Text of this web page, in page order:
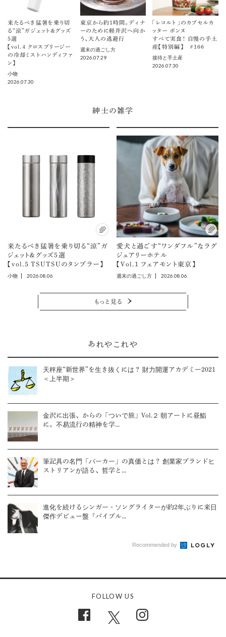
来たるべき猛暑を乗り切
る“涼”ガジェット＆グッズ
5選
【vol.４ クロスブリージー
の冷却ミストハンディファ
ン】
小物
2026.07.30
東京から約1時間。ディナ
ーのために軽井沢へ向か
う、大人の逃避行
週末の過ごし方
2026.07.29
「レコルト」のカプセルカ
ッター ボンヌ
すべて実食！ 自慢の手土
産【特別編】 ＃166
接待と手土産
2026.07.30
紳士の雑学
来たるべき猛暑を乗り切る“涼”ガ
ジェット＆グッズ5選
【vol.5 TSUTSUのタンブラー】
小物 2026.08.06
愛犬と過ごす“ワンダフル”なラグ
ジュアリーホテル
【Vol.1 フェアモント東京】
週末の過ごし方 2026.08.06
もっと見る
あれやこれや
天秤座“新世界”を生き抜くには？ 財力開運アカデミー2021
＜上半期＞
金沢に出張、からの「ついで旅」Vol.２ 朝アートに昼鮨
に。不易流行の精神を学...
筆記具の名門「パーカー」の真価とは？ 創業家ブランドヒ
ストリアンが語る、哲学と...
進化を続けるシンガー・ソングライターが約2年ぶりに来日
傑作デビュー盤『バイブル...
Recommended by
FOLLOW US